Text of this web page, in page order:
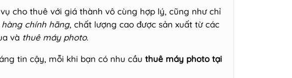
cho thuê với giá thành vô cùng hợp lý, cũng như chỉ
chính hãng, chất lượng cao được sản xuất từ các
và thuê máy photo.
tin cậy, mỗi khi bạn có nhu cầu thuê máy photo tại